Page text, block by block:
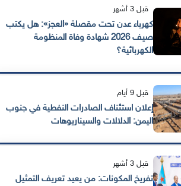
قبل 3 أشهر
كهرباء عدن تحت مقصلة «العجز»: هل يكتب
صيف 2026 شهادة وفاة المنظومة
الكهربائية؟
قبل 9 أيام
إعلان استئناف الصادرات النفطية في جنوب
اليمن: الدلالات والسيناريوهات
قبل 3 أشهر
تفريخ المكونات: من يعيد تعريف التمثيل